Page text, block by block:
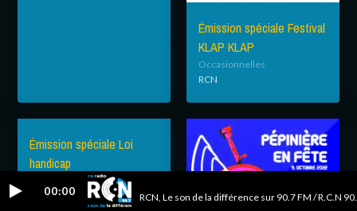
Émission spéciale Festival
KLAP KLAP
Occasionnelles
RCN
Émission spéciale Loi
handicap
00:00 RCN, Le son de la différence sur 90.7 FM / R.C.N